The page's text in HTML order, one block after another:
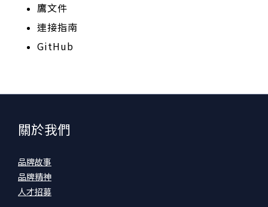
鷹文件
連接指南
GitHub
關於我們
品牌故事
品牌精神
人才招募